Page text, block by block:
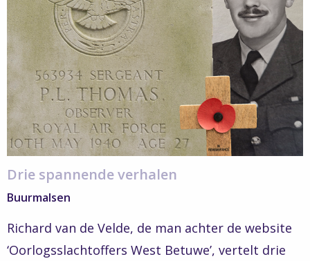
Drie spannende verhalen
Buurmalsen
Richard van de Velde, de man achter de website
‘Oorlogsslachtoffers West Betuwe’, vertelt drie
Verhalen
-
Drie
spannende
verhalen